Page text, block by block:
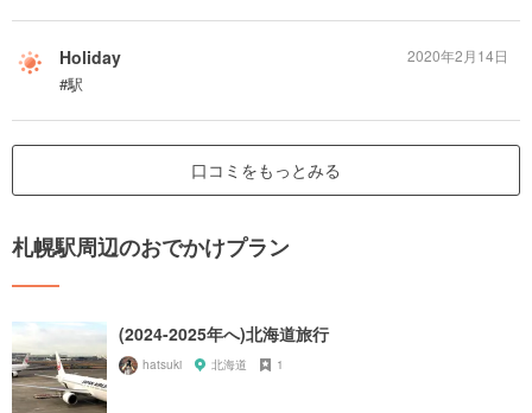
Holiday
#駅
2020年2月14日
口コミをもっとみる
札幌駅周辺のおでかけプラン
(2024-2025年へ)北海道旅行
hatsuki 北海道 1